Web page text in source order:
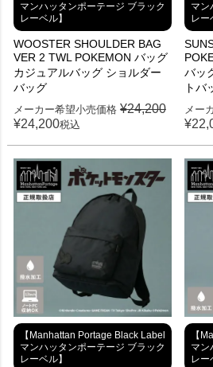
マンハッタンポーテージ ブラック
レーベル】
WOOSTER SHOULDER BAG
VER 2 TWL POKEMON バッグ
カジュアルバッグ ショルダー
バッグ
メーカー希望小売価格 ¥24,200
¥24,200税込
マン
レー
バッ
トバ
メー
¥
【Manhattan Portage Black Label
マンハッタンポーテージ ブラック
レーベル】
【
マン
レー